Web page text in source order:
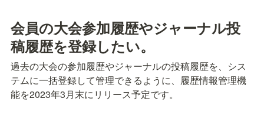
会員の大会参加履歴やジャーナル投
稿履歴を登録したい。
過去の大会の参加履歴やジャーナルの投稿履歴を、シス
テムに一括登録して管理できるように、履歴情報管理機
能を2023年3月末にリリース予定です。